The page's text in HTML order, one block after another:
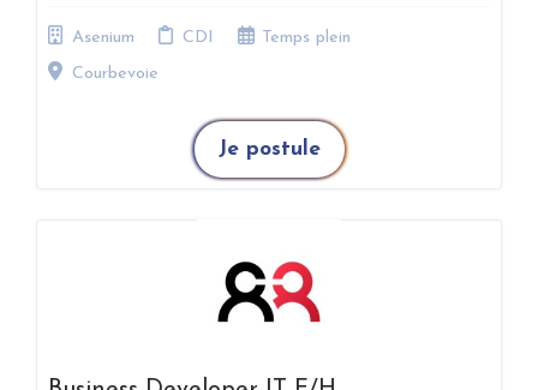
Asenium CDI
Temps plein
Courbevoie
Je postule